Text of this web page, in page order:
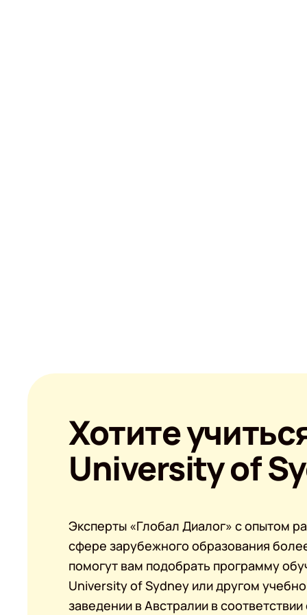
Хотите
University of
Эксперты «Глобал Диалог» с опытом
сфере зарубежного образования
помогут вам подобрать программу
University of Sydney или другом
заведении в Австралии в